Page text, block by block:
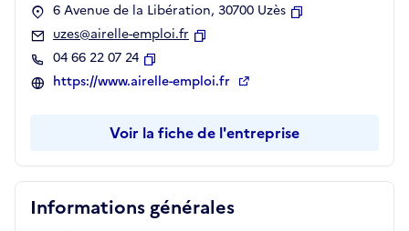
Informations générales
6 Avenue de la Libération, 30700 Uzès
uzes@airelle-emploi.fr
04 66 22 07 24
Copier
https://www.airelle-emploi.fr
Voir la fiche de l'entreprise